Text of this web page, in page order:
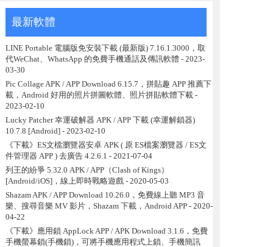
最新軟體
LINE Portable 電腦版免安裝下載 (最新版) 7.16.1.3000，取
代WeChat、WhatsApp 的免費手機通話及傳訊軟體 - 2023-
03-30
Pic Collage APK / APP Download 6.15.7，拼貼趣 APP 推薦下
載，Android 好用的照片拼圖軟體、照片拼貼軟體下載-
2023-02-10
Lucky Patcher 幸運破解器 APK / APP 下載 (幸運解鎖器)
10.7.8 [Android] - 2023-02-10
《下載》ES文檔瀏覽器安卓 APK ( 原 ES檔案瀏覽器 / ES文
件管理器 APP ) 去廣告 4.2.6.1 - 2021-07-04
列王的紛爭 5.32.0 APK / APP（Clash of Kings）
[Android/iOS]，線上即時戰略遊戲- 2020-05-03
Shazam APK / APP Download 10.26.0，免費線上聽 MP3 音
樂、搜尋音樂 MV 影片，Shazam 下載，Android APP- 2020-
04-22
《下載》應用鎖 AppLock APP / APK Download 3.1.6，免費
手機螢幕鎖(手機鎖)，可將手機應用程式上鎖、手機簡訊